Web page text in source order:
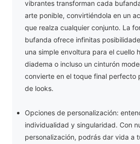
vibrantes transforman cada
arte ponible, convirtiéndola en un
que realza cualquier conjunto. La
bufanda ofrece infinitas
una simple envoltura para el cuello
diadema o incluso un cinturón
convierte en el toque final perfecto
de looks.
Opciones de personalización:
individualidad y singularidad. Con
personalización, podrás dar vida a